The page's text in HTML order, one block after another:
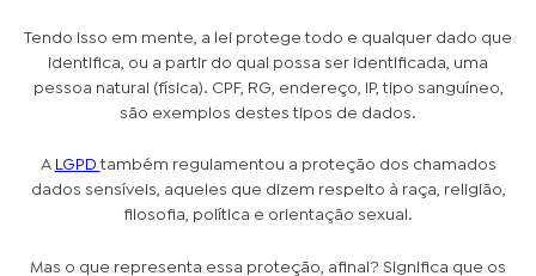
Tendo isso em mente, a lei protege todo e qualquer dado que
identifica, ou a partir do qual possa ser identificada, uma
pessoa natural (física). CPF, RG, endereço, IP, tipo sanguíneo,
são exemplos destes tipos de dados.
A LGPDtambém regulamentou a proteção dos chamados
dados sensíveis, aqueles que dizem respeito à raça, religião,
filosofia, política e orientação sexual.
Mas o que representa essa proteção, afinal? Significa que os